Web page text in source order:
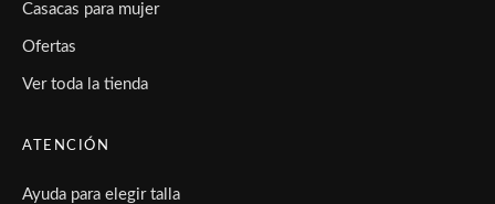
Casacas para mujer
Ofertas
Ver toda la tienda
ATENCIÓN
Ayuda para elegir talla